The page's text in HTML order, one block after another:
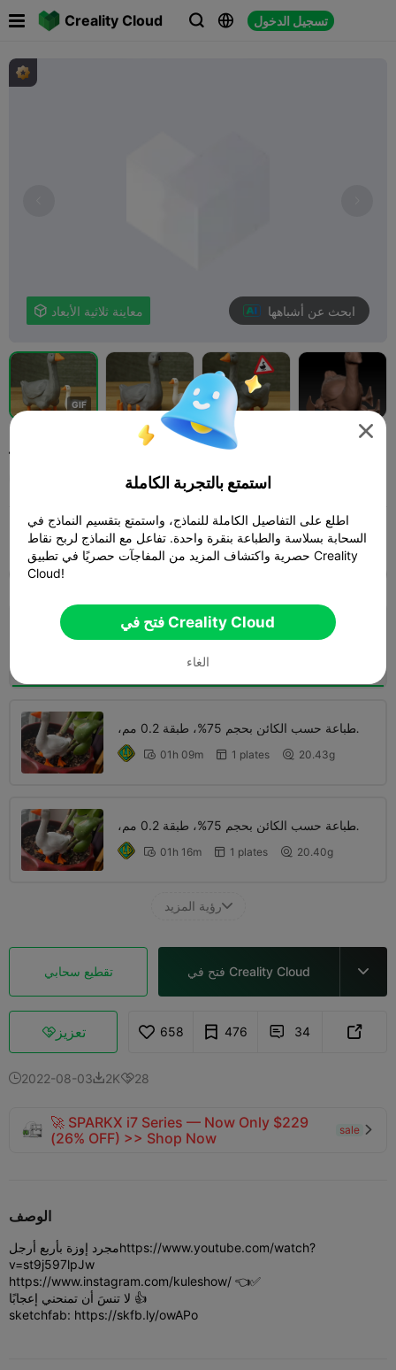
Creality Cloud   تسجيل الدخول
 معاينة ثلاثية الأبعاد ابحث عن أشباهها
GIF
Print Settings (12)  إضافة ألعاب  ألعاب لوحية وألعاب ورق
الجميع
01h 48m
طباعة حسب الكائن بحجم 75%، طبقة 0.2 مم،
 01h 09m  1 plates  20.43g
طباعة حسب الكائن بحجم 75%، طبقة 0.2 مم،
 01h 16m  1 plates  20.40g
رؤية المزيد
تقطيع سحابي فتح في Creality Cloud 
تعزيز 658 476  34 
2022-08-032K28
🚀 SPARKX i7 Series — Now Only $229
(26% OFF) >> Shop Now
sale 
الوصف
مجرد إوزة بأربع أرجلhttps://www.youtube.com/watch?
v=st9j597lpJw
https://www.instagram.com/kuleshow/ 👈✅
لا تنسَ أن تمنحني إعجابًا 👍
sketchfab: https://skfb.ly/owAPo

استمتع بالتجربة الكاملة
اطلع على التفاصيل الكاملة للنماذج، واستمتع بتقسيم النماذج في
السحابة بسلاسة والطباعة بنقرة واحدة. تفاعل مع النماذج لربح نقاط
حصرية واكتشاف المزيد من المفاجآت حصريًا في تطبيق Creality
Cloud!
فتح في Creality Cloud
الغاء